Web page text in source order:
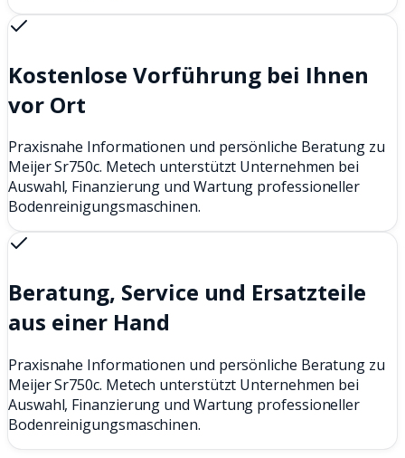
Kostenlose Vorführung bei Ihnen
vor Ort
Praxisnahe Informationen und persönliche Beratung zu
Meijer Sr750c. Metech unterstützt Unternehmen bei
Auswahl, Finanzierung und Wartung professioneller
Bodenreinigungsmaschinen.
Beratung, Service und Ersatzteile
aus einer Hand
Praxisnahe Informationen und persönliche Beratung zu
Meijer Sr750c. Metech unterstützt Unternehmen bei
Auswahl, Finanzierung und Wartung professioneller
Bodenreinigungsmaschinen.